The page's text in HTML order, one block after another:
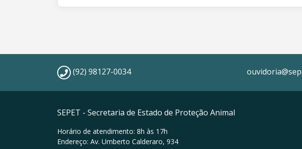
(92) 98127-0034
SEPET - Secretaria de Estado de Proteção Animal
Horário de atendimento: 8h às 17h
Endereço: Av. Umberto Calderaro, 934